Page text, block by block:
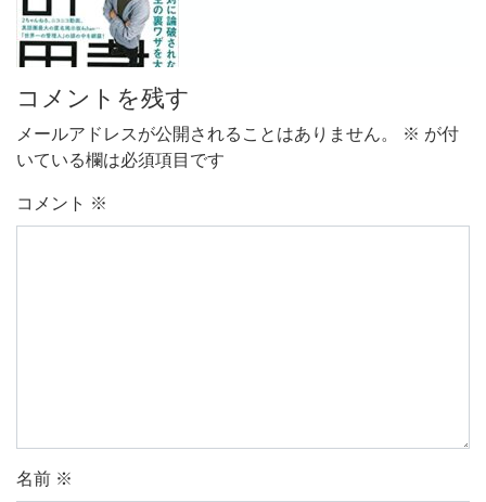
コメントを残す
メールアドレスが公開されることはありません。 ※ が付
いている欄は必須項目です
コメント ※
名前 ※